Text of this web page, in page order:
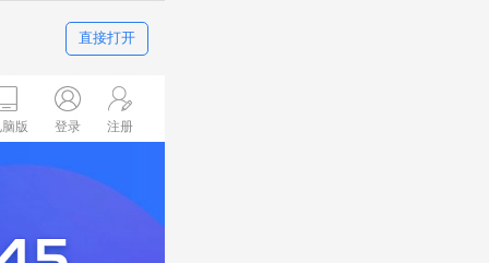
直接打开
版 登录 注册